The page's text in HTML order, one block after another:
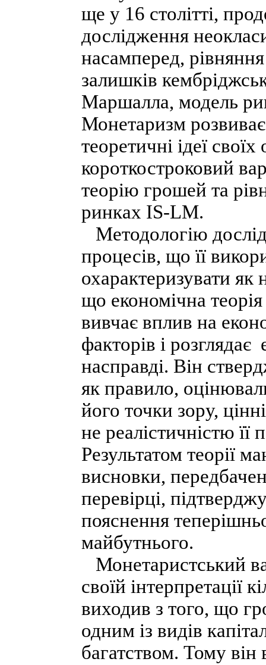
ще у 16 столітті,
дослідження
насамперед,
залишків
Маршалла, модель
Монетаризм
теоретичні ідеї
короткостроковий
теорію грошей та
ринках IS-LM.
Методологію
процесів, що її
охарактеризувати
що економічна
вивчає вплив на
факторів і
насправді. Він
як правило,
його точки зору,
не реалістичністю її
Результатом теорії
висновки,
перевірці,
пояснення
майбутнього.
Монетаристський
своїй інтерпретації
виходив з того, що
одним із видів
багатством. Тому він